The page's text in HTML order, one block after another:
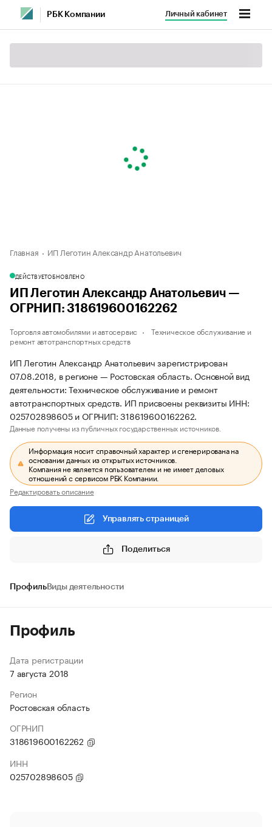
РБК Компании Личный кабинет
Главная ИП Леготин Александр Анатольевич
ДЕЙСТВУЕТОБНОВЛЕНО
ИП Леготин Александр Анатольевич —
ОГРНИП: 318619600162262
Торговля автомобилями и автосервис
Техническое обслуживание и
ремонт автотранспортных средств
ИП Леготин Александр Анатольевич зарегистрирован
07.08.2018, в регионе — Ростовская область. Основной вид
деятельности: Техническое обслуживание и ремонт
автотранспортных средств. ИП присвоены реквизиты ИНН:
025702898605 и ОГРНИП: 318619600162262.
Данные получены из публичных государственных источников.
Информация носит справочный характер и сгенерирована на
основании данных из открытых источников.
Компания не является пользователем и не имеет деловых
отношений с сервисом РБК Компании.
Редактировать описание
Управлять страницей
Поделиться
ПрофильВиды деятельности
Профиль
Дата регистрации
7 августа 2018
Регион
Ростовская область
ОГРНИП
318619600162262
ИНН
025702898605